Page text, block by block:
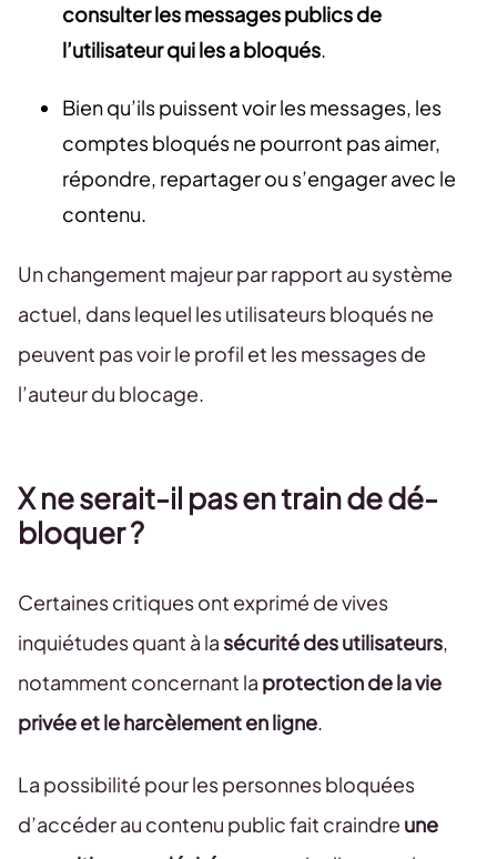
consulter les messages publics de
l’utilisateur qui les a bloqués.
Bien qu’ils puissent voir les messages, les
comptes bloqués ne pourront pas aimer,
répondre, repartager ou s’engager avec le
contenu.
Un changement majeur par rapport au système
actuel, dans lequel les utilisateurs bloqués ne
peuvent pas voir le profil et les messages de
l’auteur du blocage.
X ne serait-il pas en train de dé-
bloquer ?
Certaines critiques ont exprimé de vives
inquiétudes quant à la sécurité des utilisateurs,
notamment concernant la protection de la vie
privée et le harcèlement en ligne.
La possibilité pour les personnes bloquées
d’accéder au contenu public fait craindre une